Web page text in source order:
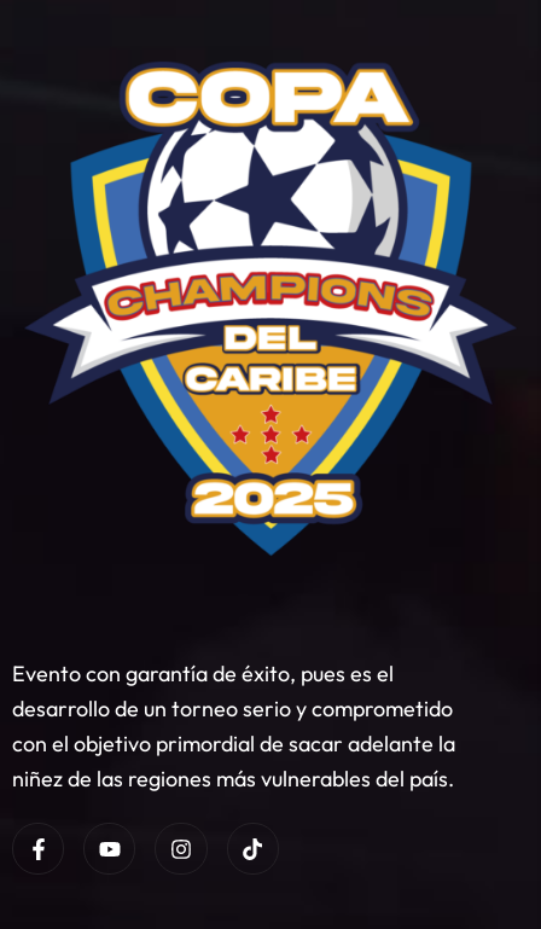
Evento con garantía de éxito, pues es el
desarrollo de un torneo serio y comprometido
con el objetivo primordial de sacar adelante la
niñez de las regiones más vulnerables del país.